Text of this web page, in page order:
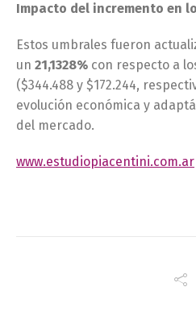
Impacto del incremento en
Estos umbrales fueron
un 21,1328% con respecto a
($344.488 y $172.244,
evolución económica y
del mercado.
www.estudiopiacentini.com.ar